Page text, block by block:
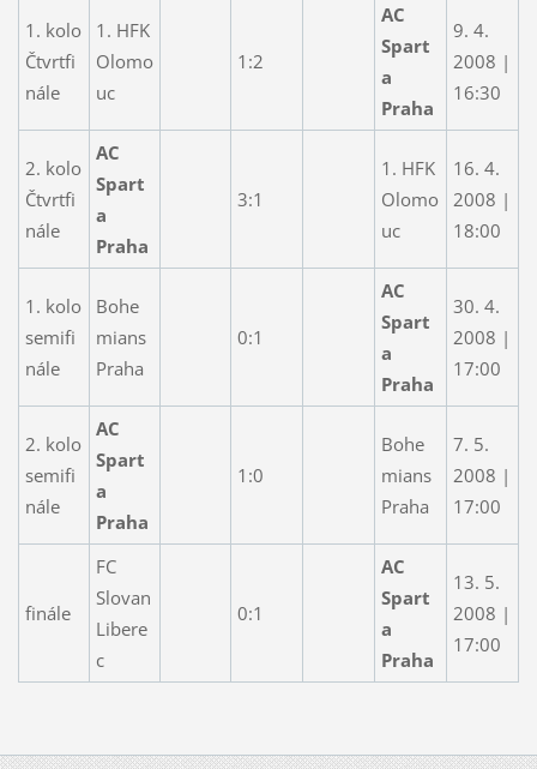
1. kolo
Čtvrtfi
nále
1. HFK
Olomo
uc
1:2
AC
Spart
a
Praha
9. 4.
2008 |
16:30
2. kolo
Čtvrtfi
nále
AC
Spart
a
Praha
3:1
1. HFK
Olomo
uc
16. 4.
2008 |
18:00
1. kolo
semifi
nále
Bohe
mians
Praha
0:1
AC
Spart
a
Praha
30. 4.
2008 |
17:00
2. kolo
semifi
nále
AC
Spart
a
Praha
1:0
Bohe
mians
Praha
7. 5.
2008 |
17:00
finále
FC
Slovan
Libere
c
0:1
AC
Spart
a
Praha
13. 5.
2008 |
17:00